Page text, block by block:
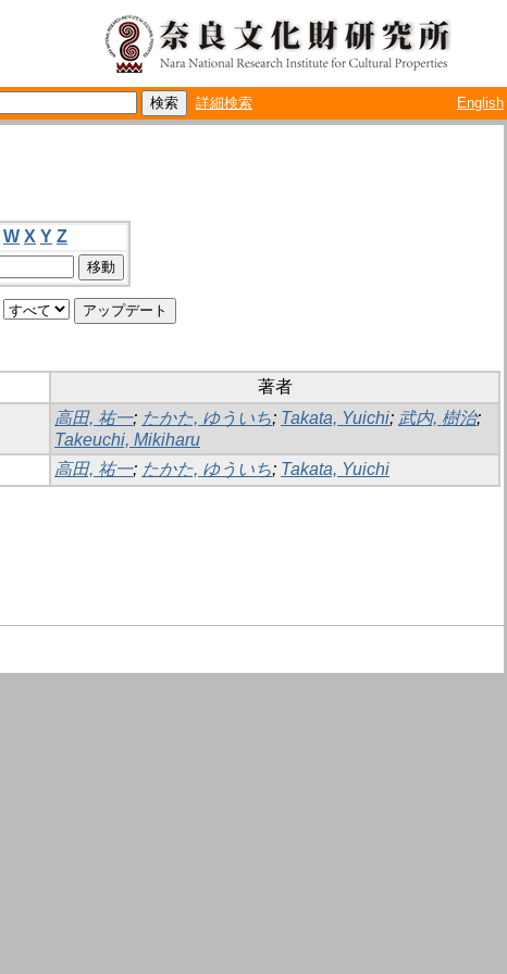
詳細検索 English
W X Y Z
著者
高田, 祐一; たかた, ゆういち; Takata, Yuichi; 武内, 樹治;
Takeuchi, Mikiharu
高田, 祐一; たかた, ゆういち; Takata, Yuichi